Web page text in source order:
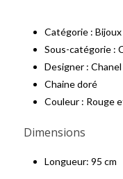
Catégorie : Bijoux
Sous-catégorie :
Designer : Chanel
Chaine doré
Couleur : Rouge
Dimensions
Longueur: 95 cm